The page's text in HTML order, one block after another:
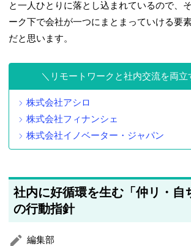
と一人ひとりに落とし込まれているので、
ーク下で会社が一つにまとまっていける要
だと思います。
リモートワークと社内交流を両立
株式会社アシロ
株式会社フィナンシェ
株式会社イノベーター・ジャパン
社内に好循環を生む「仲リ・自
の行動指針
編集部